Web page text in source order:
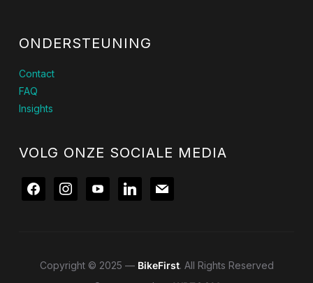
ONDERSTEUNING
Contact
FAQ
Insights
VOLG ONZE SOCIALE MEDIA
facebookinstagramyoutube linkedin mail
Copyright © 2025 — BikeFirst. All Rights Reserved